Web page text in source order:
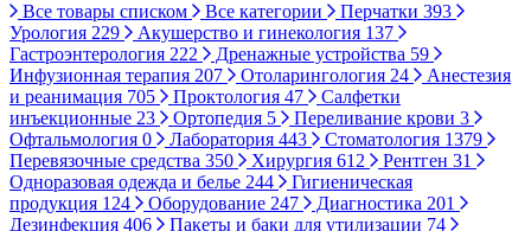
Все товары списком Все категории Перчатки 393
Урология 229 Акушерство и гинекология 137
Гастроэнтерология 222 Дренажные устройства 59
Инфузионная терапия 207 Отоларингология 24
Анестезия
и реанимация 705 Проктология 47
Салфетки
инъекционные 23 Ортопедия 5 Переливание крови 3
Офтальмология 0 Лаборатория 443 Стоматология 1379
Перевязочные средства 350 Хирургия 612 Рентген 31
Одноразовая одежда и белье 244
Гигиеническая
продукция 124 Оборудование 247 Диагностика 201
Дезинфекция 406 Пакеты и баки для утилизации 74